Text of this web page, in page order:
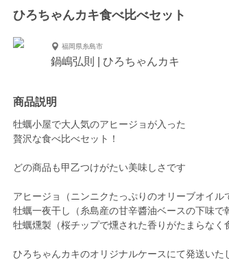
ひろちゃんカキ食べ比べセット
福岡県糸島市
鍋嶋弘則 | ひろちゃんカキ
商品説明
牡蠣小屋で大人気のアヒージョが入った
贅沢な食べ比べセット！
どの商品も甲乙つけがたい美味しさです
アヒージョ（ニンニクたっぷりのオリーブオイル
牡蠣一夜干し（糸島産の甘辛醬油ベースの下味で
牡蠣燻製（桜チップで燻された香りがたまらなく
ひろちゃんカキのオリジナルケースにて発送いた